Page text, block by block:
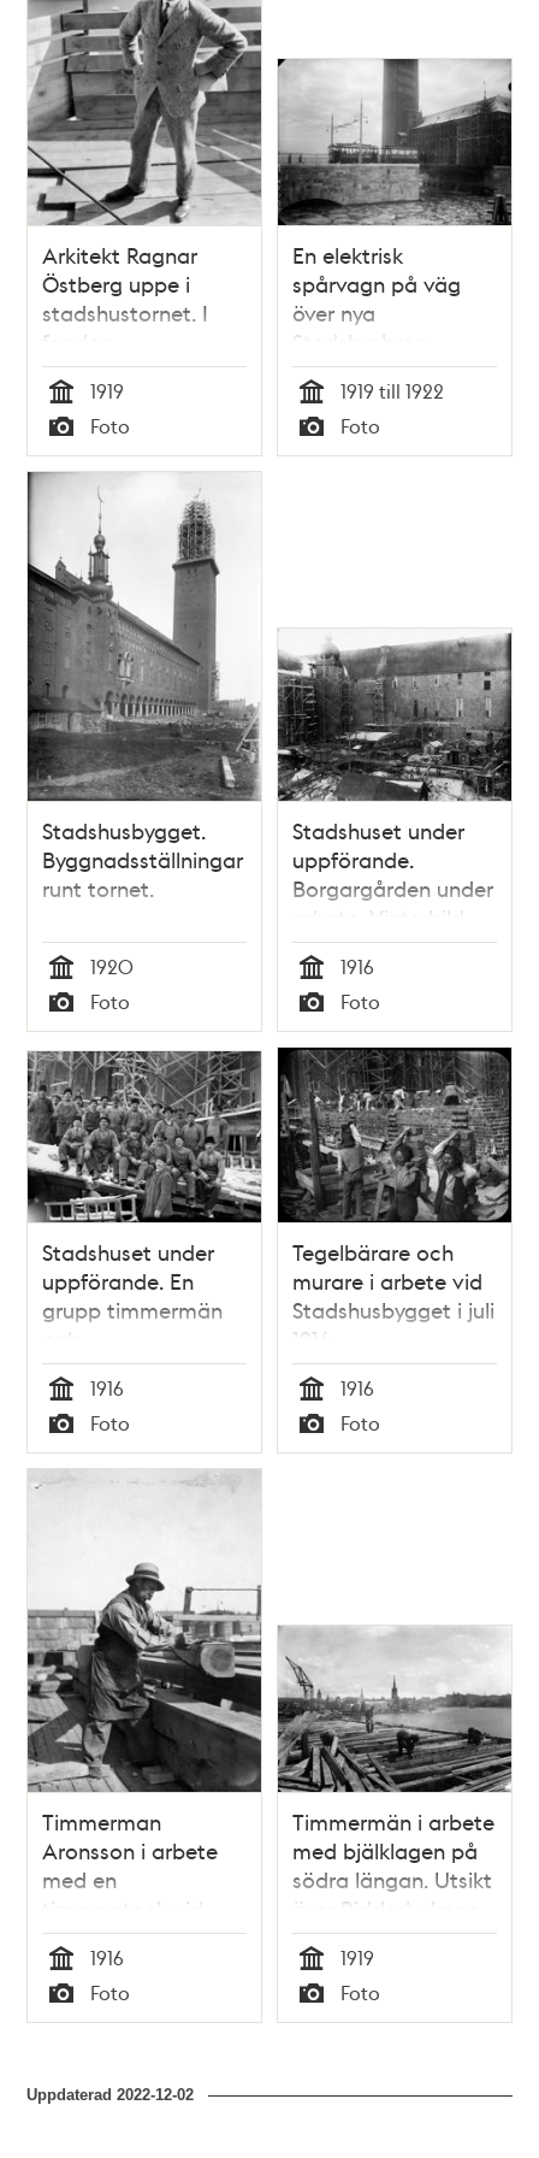
Arkitekt Ragnar
Östberg uppe i
stadshustornet. I
fonden
Riddarholmen.
Tid
1919
Typ
Foto
En elektrisk
spårvagn på väg
över nya
Stadshusbron
Tid
1919 till 1922
Typ
Foto
Stadshusbygget.
Byggnadsställningar
runt tornet.
Tid
1920
Typ
Foto
Stadshuset under
uppförande.
Borgargården under
arbete. Vinterbild.
Tid
1916
Typ
Foto
Stadshuset under
uppförande. En
grupp timmermän
och
byggnadsarbetare,
verkmästare Axel
Emanuel Pettersson
i förgrunden
Tid
1916
Typ
Foto
Tegelbärare och
murare i arbete vid
Stadshusbygget i juli
1916
Tid
1916
Typ
Foto
Timmerman
Aronsson i arbete
med en
timmerstock vid
Stadshusbygget
Tid
1916
Typ
Foto
Timmermän i arbete
med bjälklagen på
södra längan. Utsikt
över Riddarholmen
och Södermalm.
Tid
1919
Typ
Foto
Uppdaterad2022-12-02